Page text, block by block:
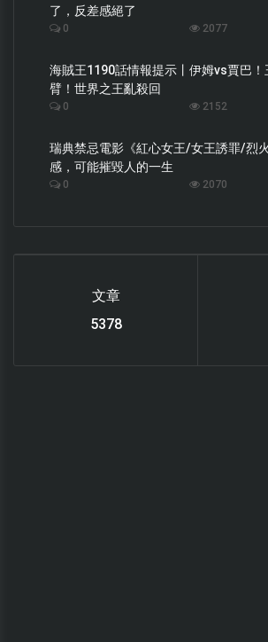
了，反差感絕了
0 2077
海賊王1190話情報提示丨伊姆vs賈巴
臂！世界之王亂殺回
0 2152
瑞典禁忌電影《紅心女王/女王誘罪/烈
感，可能摧毀人的一生
0 2070
文章
6112